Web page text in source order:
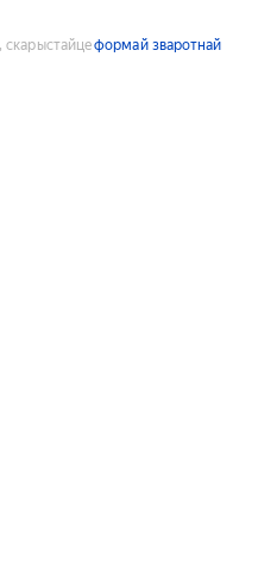
скарыстайцеформай зваротнай